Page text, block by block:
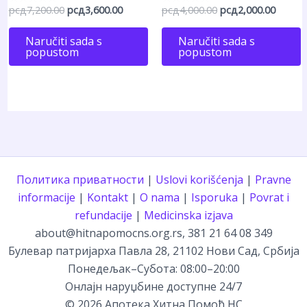
Оцењено са
4.83
од 5
рсд7,200.00 Оригинална
је
била:
рсд7,200.00.
рсд3,600.00Тренутна
рсд3,600.00.
Naručiti sada s
popustom
Оцењено са
4.80
од 5
рсд4,000.00 Оригинална
била:
рсд4,000.00.
рсд2,000.00
Naručiti sada s
popustom
Политика приватности | Uslovi korišćenja | Pravne
informacije | Kontakt | O nama | Isporuka | Povrat i
refundacije | Medicinska izjava
about@hitnapomocns.org.rs, 381 21 64 08 349
Булевар патријарха Павла 28, 21102 Нови Сад, Србија
Понедељак–Субота: 08:00–20:00
Онлајн наруџбине доступне 24/7